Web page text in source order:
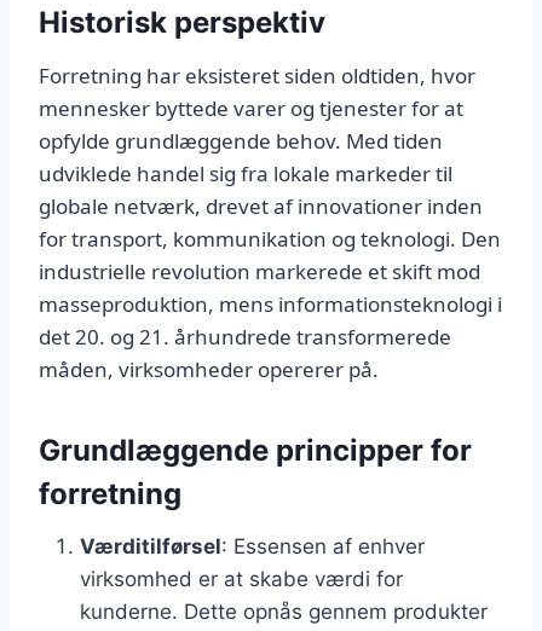
Historisk perspektiv
Forretning har eksisteret siden oldtiden, hvor
mennesker byttede varer og tjenester for at
opfylde grundlæggende behov. Med tiden
udviklede handel sig fra lokale markeder til
globale netværk, drevet af innovationer inden
for transport, kommunikation og teknologi. Den
industrielle revolution markerede et skift mod
masseproduktion, mens informationsteknologi i
det 20. og 21. århundrede transformerede
måden, virksomheder opererer på.
Grundlæggende principper for
forretning
Værditilførsel: Essensen af enhver
virksomhed er at skabe værdi for
kunderne. Dette opnås gennem produkter